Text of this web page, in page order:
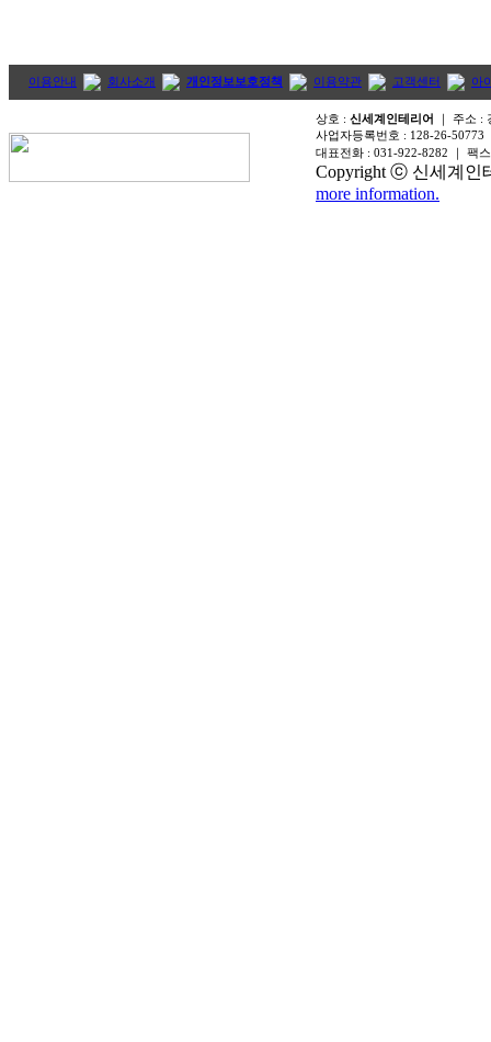
이용안내 회사소개 개인정보보호정책 이용약관 고객센터 아
상호 : 신세계인테리어 ｜ 주소 :
사업자등록번호 : 128-26-50773
대표전화 : 031-922-8282 ｜ 팩
Copyright ⓒ 신세계인
more information.